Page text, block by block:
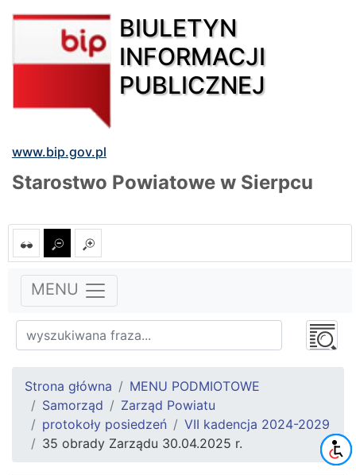
BIULETYN
INFORMACJI
PUBLICZNEJ
www.bip.gov.pl
Starostwo Powiatowe w Sierpcu
MENU
Strona główna
MENU PODMIOTOWE
Samorząd
Zarząd Powiatu
protokoły posiedzeń
VII kadencja 2024-2029
35 obrady Zarządu 30.04.2025 r.